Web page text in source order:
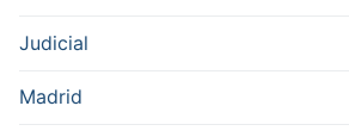
Judicial
Madrid